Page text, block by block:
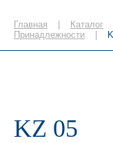
Главная Каталог
Принадлежности
KZ 05